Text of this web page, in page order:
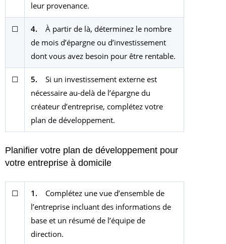
leur provenance.
☐ 4. À partir de là, déterminez le nombre
de mois d’épargne ou d’investissement
dont vous avez besoin pour être rentable.
☐ 5. Si un investissement externe est
nécessaire au-delà de l’épargne du
créateur d’entreprise, complétez votre
plan de développement.
Planifier votre plan de développement pour
votre entreprise à domicile
☐ 1. Complétez une vue d’ensemble de
l’entreprise incluant des informations de
base et un résumé de l’équipe de
direction.